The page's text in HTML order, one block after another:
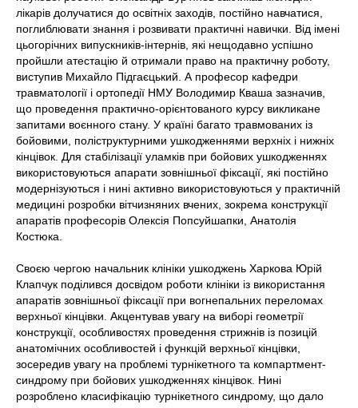
лікарів долучатися до освітніх заходів, постійно навчатися,
поглиблювати знання і розвивати практичні навички. Від імені
цьогорічних випускників-інтернів, які нещодавно успішно
пройшли атестацію й отримали право на практичну роботу,
виступив Михайло Підгаєцький. А професор кафедри
травматології і ортопедії НМУ Володимир Кваша зазначив,
що проведення практично-орієнтованого курсу викликане
запитами воєнного стану. У країні багато травмованих із
бойовими, поліструктурними ушкодженнями верхніх і нижніх
кінцівок. Для стабілізації уламків при бойових ушкодженнях
використовуються апарати зовнішньої фіксації, які постійно
модернізуються і нині активно використовуються у практичній
медицині розробки вітчизняних вчених, зокрема конструкції
апаратів професорів Олексія Попсуйшапки, Анатолія
Костюка.
Своєю чергою начальник клініки ушкоджень Харкова Юрій
Клапчук поділився досвідом роботи клініки із використання
апаратів зовнішньої фіксації при вогнепальних переломах
верхньої кінцівки. Акцентував увагу на виборі геометрії
конструкції, особливостях проведення стрижнів із позицій
анатомічних особливостей і функцій верхньої кінцівки,
зосередив увагу на проблемі турнікетного та компартмент-
синдрому при бойових ушкодженнях кінцівок. Нині
розроблено класифікацію турнікетного синдрому, що дало